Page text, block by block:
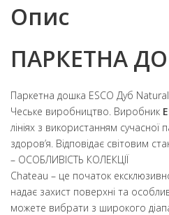
Опис
ПАРКЕТНА
Паркетна дошка ESCO Дуб
Чеське виробництво. Виробник
лініях з використанням сучасної
здоров’я. Відповідає світовим
– ОСОБЛИВІСТЬ КОЛЕКЦІЇ
Chateau – це початок
надає захист поверхні та
можете вибрати з широкого